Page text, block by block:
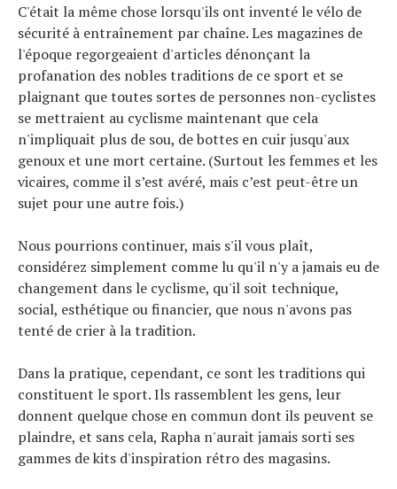
C'était la même chose lorsqu'ils ont inventé le vélo de
sécurité à entraînement par chaîne. Les magazines de
l'époque regorgeaient d'articles dénonçant la
profanation des nobles traditions de ce sport et se
plaignant que toutes sortes de personnes non-cyclistes
se mettraient au cyclisme maintenant que cela
n'impliquait plus de sou, de bottes en cuir jusqu'aux
genoux et une mort certaine. (Surtout les femmes et les
vicaires, comme il s’est avéré, mais c’est peut-être un
sujet pour une autre fois.)
Nous pourrions continuer, mais s'il vous plaît,
considérez simplement comme lu qu'il n'y a jamais eu de
changement dans le cyclisme, qu'il soit technique,
social, esthétique ou financier, que nous n'avons pas
tenté de crier à la tradition.
Dans la pratique, cependant, ce sont les traditions qui
constituent le sport. Ils rassemblent les gens, leur
donnent quelque chose en commun dont ils peuvent se
plaindre, et sans cela, Rapha n'aurait jamais sorti ses
gammes de kits d'inspiration rétro des magasins.